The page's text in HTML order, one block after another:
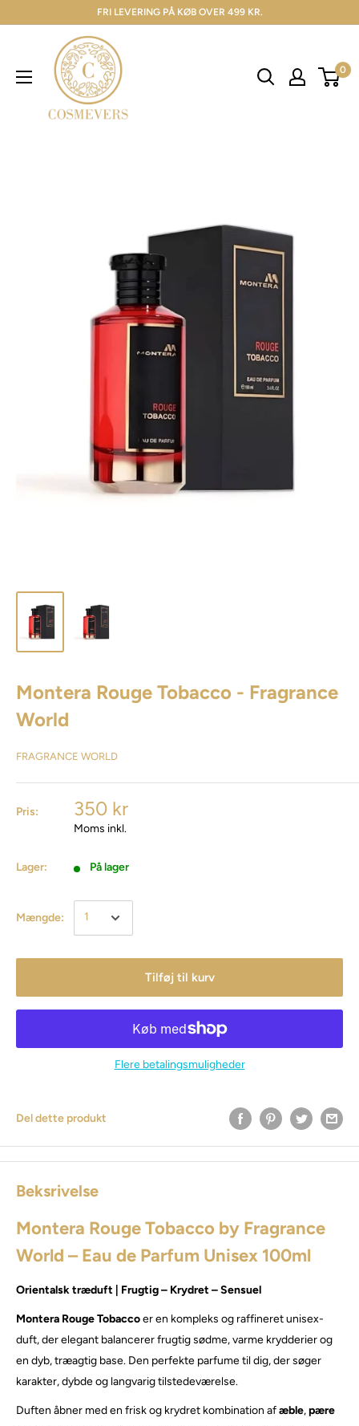
FRI LEVERING PÅ KØB OVER 499 KR.
0
Montera Rouge Tobacco - Fragrance
World
FRAGRANCE WORLD
Pris: 350 kr
Moms inkl.
Lager: På lager
Mængde:
Tilføj til kurv
Flere betalingsmuligheder
Del dette produkt
Beksrivelse
Montera Rouge Tobacco by Fragrance
World – Eau de Parfum Unisex 100ml
Orientalsk træduft | Frugtig – Krydret – Sensuel
Montera Rouge Tobaccoer en kompleks og raffineret unisex-
duft, der elegant balancerer frugtig sødme, varme krydderier og
en dyb, træagtig base. Den perfekte parfume til dig, der søger
karakter, dybde og langvarig tilstedeværelse.
Duften åbner med en frisk og krydret kombination afæble,pære